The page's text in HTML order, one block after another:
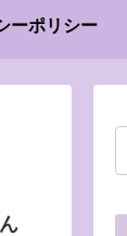
ーポリシー